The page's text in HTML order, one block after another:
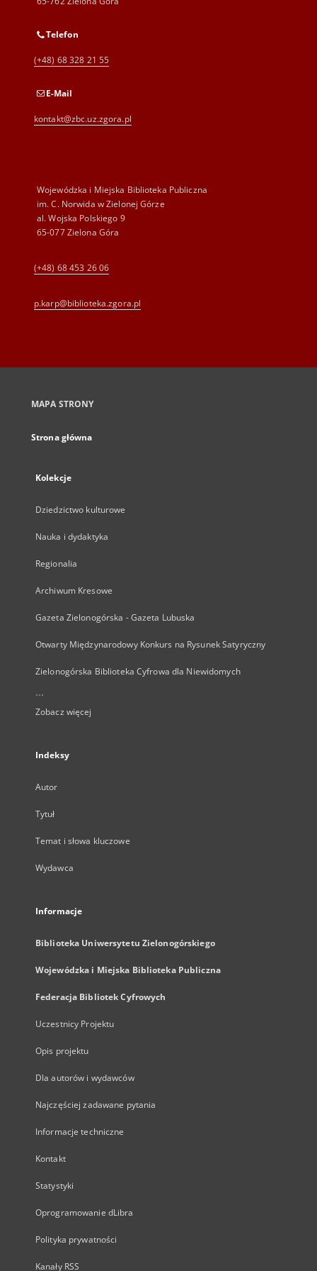
Telefon
(+48) 68 328 21 55
E-Mail
kontakt@zbc.uz.zgora.pl
Wojewódzka i Miejska Biblioteka Publiczna
im. C. Norwida w Zielonej Górze
al. Wojska Polskiego 9
65-077 Zielona Góra
(+48) 68 453 26 06
p.karp@biblioteka.zgora.pl
MAPA STRONY
Strona główna
Kolekcje
Dziedzictwo kulturowe
Nauka i dydaktyka
Regionalia
Archiwum Kresowe
Gazeta Zielonogórska - Gazeta Lubuska
Otwarty Międzynarodowy Konkurs na Rysunek Satyryczny
Zielonogórska Biblioteka Cyfrowa dla Niewidomych
...
Zobacz więcej
Indeksy
Autor
Tytuł
Temat i słowa kluczowe
Wydawca
Informacje
Biblioteka Uniwersytetu Zielonogórskiego
Wojewódzka i Miejska Biblioteka Publiczna
Federacja Bibliotek Cyfrowych
Uczestnicy Projektu
Opis projektu
Dla autorów i wydawców
Najczęściej zadawane pytania
Informacje techniczne
Kontakt
Statystyki
Oprogramowanie dLibra
Polityka prywatności
Kanały RSS